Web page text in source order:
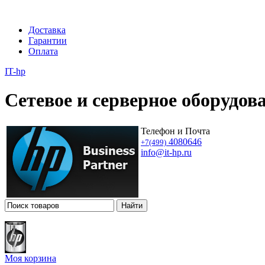
Доставка
Гарантии
Оплата
IT-hp
Сетевое и серверное
Телефон и Почта
+7(499) 4080646
info@it-hp.ru
Моя корзина